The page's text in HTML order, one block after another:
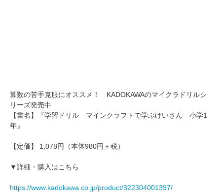
算数の苦手克服にオススメ！ KADOKAWAのマイクラドリルシ
リーズ発売中
【書名】『学習ドリル マインクラフトで学ぶけいさん 小学1
年』
【定価】 1,078円（本体980円＋税）
▼詳細・購入はこちら
https://www.kadokawa.co.jp/product/322304001397/